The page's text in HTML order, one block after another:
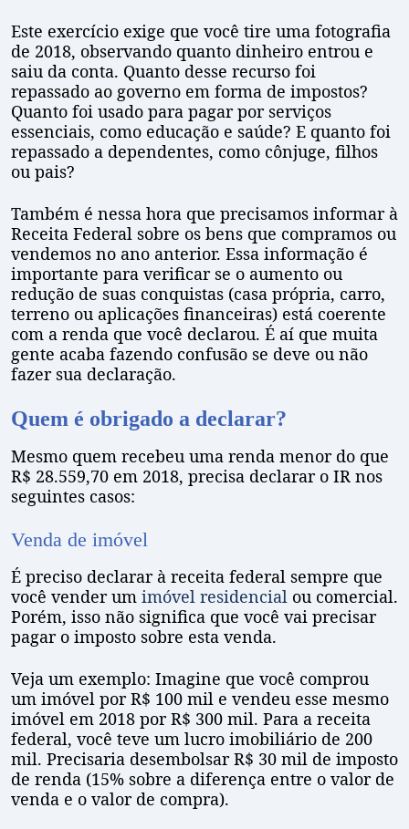
Este exercício exige que você tire uma fotografia
de 2018, observando quanto dinheiro entrou e
saiu da conta. Quanto desse recurso foi
repassado ao governo em forma de impostos?
Quanto foi usado para pagar por serviços
essenciais, como educação e saúde? E quanto foi
repassado a dependentes, como cônjuge, filhos
ou pais?
Também é nessa hora que precisamos informar à
Receita Federal sobre os bens que compramos ou
vendemos no ano anterior. Essa informação é
importante para verificar se o aumento ou
redução de suas conquistas (casa própria, carro,
terreno ou aplicações financeiras) está coerente
com a renda que você declarou. É aí que muita
gente acaba fazendo confusão se deve ou não
fazer sua declaração.
Quem é obrigado a declarar?
Mesmo quem recebeu uma renda menor do que
R$ 28.559,70 em 2018, precisa declarar o IR nos
seguintes casos:
Venda de imóvel
É preciso declarar à receita federal sempre que
você vender um imóvel residencial ou comercial.
Porém, isso não significa que você vai precisar
pagar o imposto sobre esta venda.
Veja um exemplo: Imagine que você comprou
um imóvel por R$ 100 mil e vendeu esse mesmo
imóvel em 2018 por R$ 300 mil. Para a receita
federal, você teve um lucro imobiliário de 200
mil. Precisaria desembolsar R$ 30 mil de imposto
de renda (15% sobre a diferença entre o valor de
venda e o valor de compra).